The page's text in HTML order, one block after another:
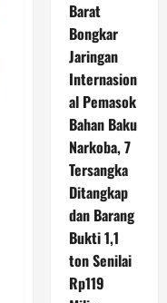
Barat
Bongkar
Jaringan
Internasion
al Pemasok
Bahan Baku
Narkoba, 7
Tersangka
Ditangkap
dan Barang
Bukti 1,1
ton Senilai
Rp119